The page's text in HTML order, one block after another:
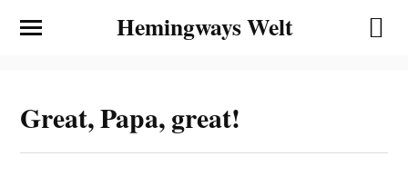
Hemingways Welt
Great, Papa, great!